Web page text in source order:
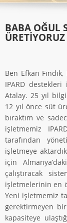
BABA OĞUL
ÜRETIYORUZ
Ben Efkan
IPARD destekleri
Atalay. 25 yıl
12 yıl önce süt
bıraktım ve
işletmemiz
tarafından
işletmeye
için
çalıştıracak
işletmelerinin en
Yeni işletmemiz
gerektirmeyen
kapasiteye